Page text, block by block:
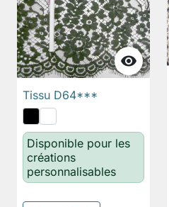

Tissu D64***
Disponible pour les
créations
personnalisables